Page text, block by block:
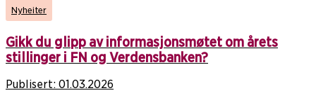
Nyheiter
Gikk du glipp av informasjonsmøtet om årets
stillinger i FN og Verdensbanken?
Publisert: 01.03.2026